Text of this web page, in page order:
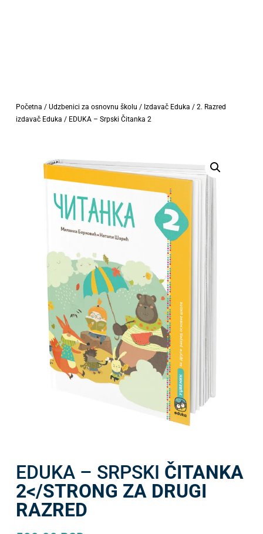
Početna / Udzbenici za osnovnu školu / Izdavač Eduka / 2. Razred
izdavač Eduka / EDUKA – Srpski Čitanka 2
EDUKA – SRPSKI ČITANKA
2</STRONG ZA DRUGI
RAZRED